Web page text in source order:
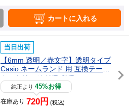
カートに入れる
当日出荷
【6mm 透明／赤文字】透明タイプ
Casio ネームランド 用 互換テープ
カートリッジ / XR-6XR
純正より45%お得
在庫あり 720円 (税込)